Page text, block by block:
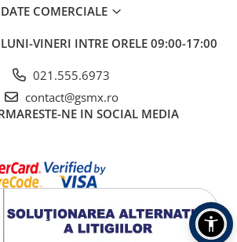
: Proiectata sa reziste la uzura
robusta pentru ecranul tau.
DATE COMERCIALE
LUNI-VINERI INTRE ORELE 09:00-17:00
021.555.6973
contact@gsmx.ro
NE IN SOCIAL MEDIA